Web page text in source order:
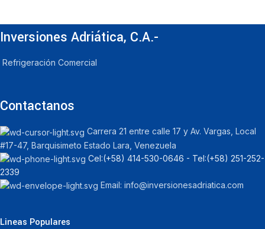
Inversiones Adriática, C.A.-
Refrigeración Comercial
Contactanos
Carrera 21 entre calle 17 y Av. Vargas, Local
#17-47, Barquisimeto Estado Lara, Venezuela
Cel:‪(+58) 414-530-0646‬ - Tel:‪(+58) 251-252-
2339
Email: info@inversionesadriatica.com
Lineas Populares